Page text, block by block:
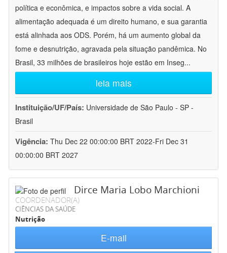
política e econômica, e impactos sobre a vida social. A
alimentação adequada é um direito humano, e sua garantia
está alinhada aos ODS. Porém, há um aumento global da
fome e desnutrição, agravada pela situação pandêmica. No
Brasil, 33 milhões de brasileiros hoje estão em Inseg...
leia mais
Instituição/UF/País: Universidade de São Paulo - SP -
Brasil
Vigência: Thu Dec 22 00:00:00 BRT 2022-Fri Dec 31
00:00:00 BRT 2027
Dirce Maria Lobo Marchioni
COORDENADOR(A)
CIÊNCIAS DA SAÚDE
Nutrição
E-mail